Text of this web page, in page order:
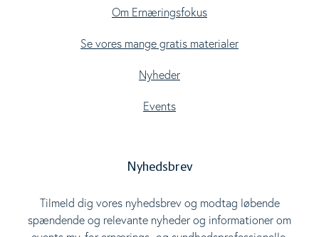
Om Ernæringsfokus
Se vores mange gratis materialer
Nyheder
Events
Nyhedsbrev
Tilmeld dig vores nyhedsbrev og modtag løbende
spændende og relevante nyheder og informationer om